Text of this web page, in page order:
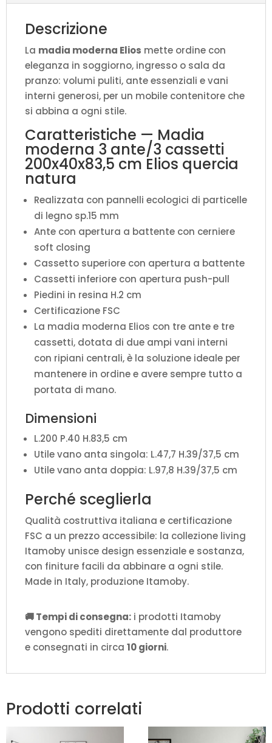
Descrizione
La madia moderna Elios mette ordine con
eleganza in soggiorno, ingresso o sala da
pranzo: volumi puliti, ante essenziali e vani
interni generosi, per un mobile contenitore che
si abbina a ogni stile.
Caratteristiche — Madia
moderna 3 ante/3 cassetti
200x40x83,5 cm Elios quercia
natura
Realizzata con pannelli ecologici di particelle
di legno sp.15 mm
Ante con apertura a battente con cerniere
soft closing
Cassetto superiore con apertura a battente
Cassetti inferiore con apertura push-pull
Piedini in resina H.2 cm
Certificazione FSC
La madia moderna Elios con tre ante e tre
cassetti, dotata di due ampi vani interni
con ripiani centrali, è la soluzione ideale per
mantenere in ordine e avere sempre tutto a
portata di mano.
Dimensioni
L.200 P.40 H.83,5 cm
Utile vano anta singola: L.47,7 H.39/37,5 cm
Utile vano anta doppia: L.97,8 H.39/37,5 cm
Perché sceglierla
Qualità costruttiva italiana e certificazione
FSC a un prezzo accessibile: la collezione living
Itamoby unisce design essenziale e sostanza,
con finiture facili da abbinare a ogni stile.
Made in Italy, produzione Itamoby.
🚚 Tempi di consegna: i prodotti Itamoby
vengono spediti direttamente dal produttore
e consegnati in circa 10 giorni.
Prodotti correlati